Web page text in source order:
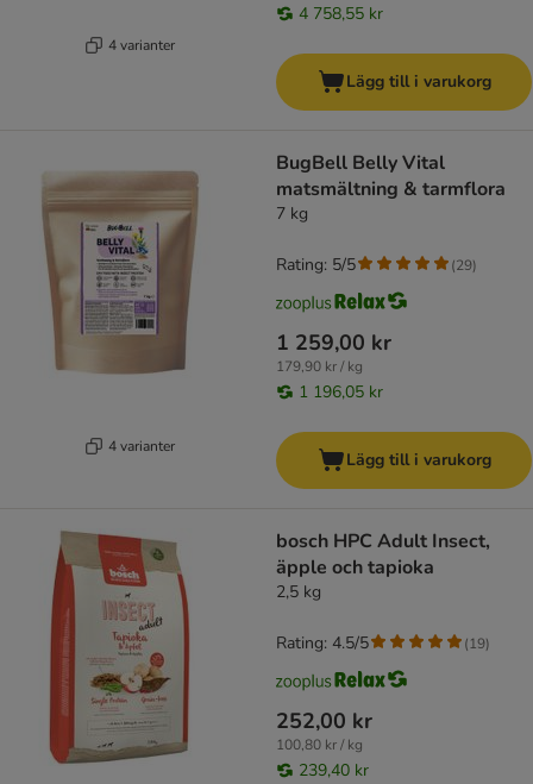
4 varianter
4 758,55 kr
Lägg till i varukorg
4 varianter
BugBell Belly Vital
matsmältning & tarmflora
7 kg
1 259,00 kr
179,90 kr / kg
1 196,05 kr
Rating: 5/5 (29)
Lägg till i varukorg
bosch HPC Adult Insect,
äpple och tapioka
2,5 kg
252,00 kr
100,80 kr / kg
239,40 kr
Rating: 4.5/5 (19)